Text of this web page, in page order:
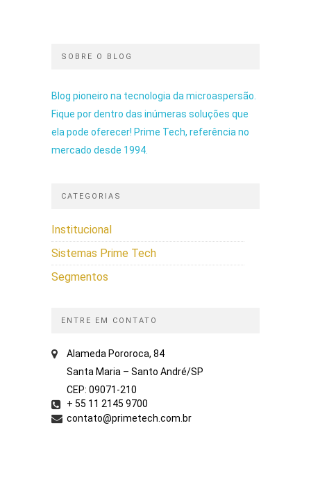
SOBRE O BLOG
Blog pioneiro na tecnologia da microaspersão.
Fique por dentro das inúmeras soluções que
ela pode oferecer! Prime Tech, referência no
mercado desde 1994.
CATEGORIAS
Institucional
Sistemas Prime Tech
Segmentos
ENTRE EM CONTATO
Alameda Pororoca, 84
Santa Maria – Santo André/SP
CEP: 09071-210
+ 55 11 2145 9700
contato@primetech.com.br